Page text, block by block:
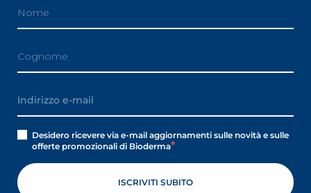
Desidero ricevere via e-mail aggiornamenti sulle novità e sulle
offerte promozionali di Bioderma